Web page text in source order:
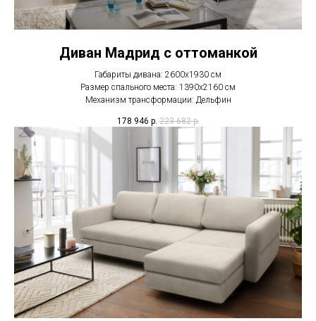
Диван Мадрид с оттоманкой
Габариты дивана: 2600х1930 см
Размер спального места: 1390х2160 см
Механизм трансформации: Дельфин
178 946 р. 223 682 р.